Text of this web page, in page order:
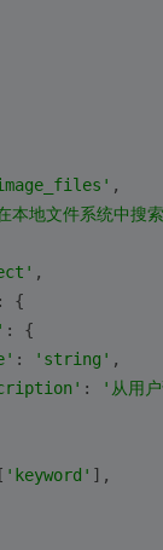
,
本地文件系统中搜
,
: {
: {
: 'string' ,
:
'从用
'keyword' ],